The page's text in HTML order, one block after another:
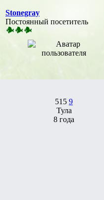
Stonegray
Постоянный посетитель
515 9
Тула
8 года